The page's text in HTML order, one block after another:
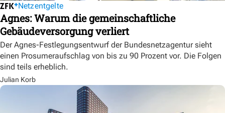
Netzentgelte
Agnes: Warum die gemeinschaftliche
Gebäudeversorgung verliert
Der Agnes-Festlegungsentwurf der Bundesnetzagentur sieht
einen Prosumeraufschlag von bis zu 90 Prozent vor. Die Folgen
sind teils erheblich.
Julian Korb